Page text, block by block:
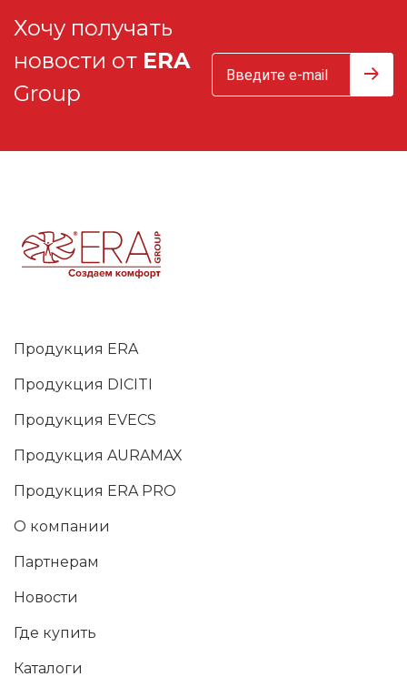
Хочу получать
новости от ERA
Group
Продукция ERA
Продукция DICITI
Продукция EVECS
Продукция AURAMAX
Продукция ERA PRO
О компании
Партнерам
Новости
Где купить
Каталоги